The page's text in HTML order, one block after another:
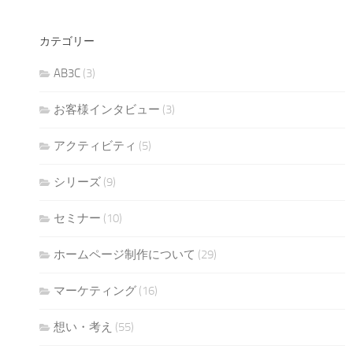
カテゴリー
AB3C (3)
お客様インタビュー (3)
アクティビティ (5)
シリーズ (9)
セミナー (10)
ホームページ制作について (29)
マーケティング (16)
想い・考え (55)